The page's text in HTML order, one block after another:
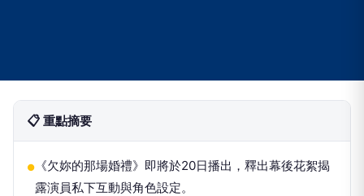
📋 重點摘要
● 《欠妳的那場婚禮》即將於20日播出，釋出幕後花絮揭
露演員私下互動與角色設定。